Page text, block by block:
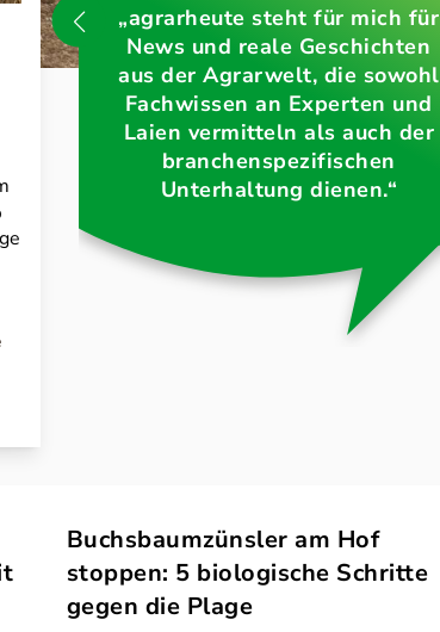
„agrarheute steht für mich für
News und reale Geschichten
aus der Agrarwelt, die sowohl
Fachwissen an Experten und
Laien vermitteln als auch der
branchenspezifischen
Unterhaltung dienen.“
Buchsbaumzünsler am Hof
stoppen: 5 biologische Schritte
gegen die Plage